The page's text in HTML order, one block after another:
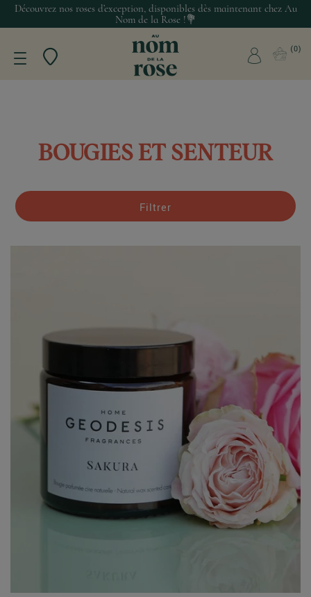
Découvrez nos roses d’exception, disponibles dès maintenant chez Au
Nom de la Rose !💐
0
BOUGIES ET SENTEUR
Filtrer